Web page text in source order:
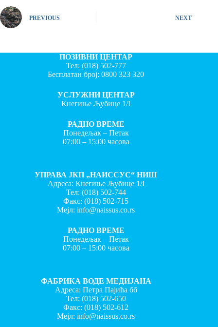
PREVIOUS NEXT
ПОЗИВНИ ЦЕНТАР
Тел: (018) 502-777
Бесплатан број:0800 323 320
УСЛУЖНИ ЦЕНТАР
Кнегиње Љубице 1/I
РАДНО ВРЕМЕ
Понедељак – Петак
07:00 – 15:00 часова
УПРАВА ЈКП „НАИССУС“ НИШ
Адреса: Кнегиње Љубице 1/I
Тел: (018) 502-744
Факс:(018) 502-715
Мејл:info@naissus.co.rs
РАДНО ВРЕМЕ
Понедељак – Петак
07:00 – 15:00 часова
ФАБРИКА ВОДЕ МЕДИЈАНА
Адреса: Петра Пајића бб
Тел: (018) 502-650
Факс:(018) 502-612
Мејл:info@naissus.co.rs